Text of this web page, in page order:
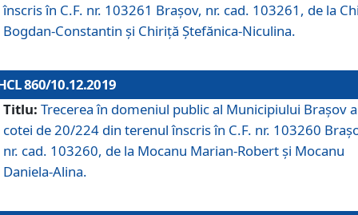
înscris în C.F. nr. 103261 Brașov, nr. cad. 103261, de la
Bogdan-Constantin și Chiriță Ștefănica-Niculina.
860/10.12.2019
Titlu: Trecerea în domeniul public al Municipiului Braşov a
cotei de 20/224 din terenul înscris în C.F. nr. 103260
nr. cad. 103260, de la Mocanu Marian-Robert și Mocanu
Daniela-Alina.